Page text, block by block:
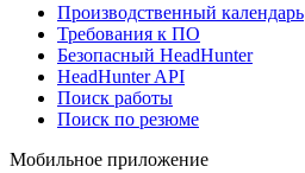
Производственный календарь
Требования к ПО
Безопасный HeadHunter
HeadHunter API
Поиск работы
Поиск по резюме
Мобильное приложение